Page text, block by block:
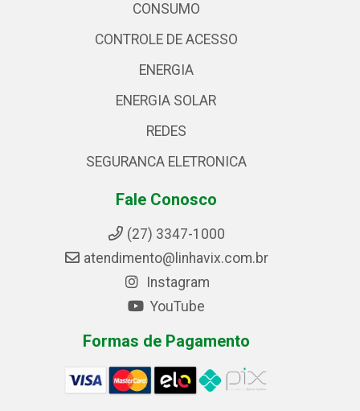
CONSUMO
CONTROLE DE ACESSO
ENERGIA
ENERGIA SOLAR
REDES
SEGURANCA ELETRONICA
Fale Conosco
(27) 3347-1000
atendimento@linhavix.com.br
Instagram
YouTube
Formas de Pagamento